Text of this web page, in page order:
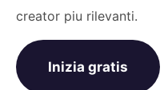
creator piu rilevanti.
Inizia gratis